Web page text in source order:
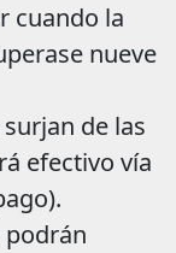
cuando la
nueve
de las
efectivo vía
podrán